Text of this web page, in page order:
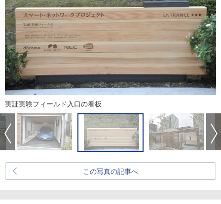
実証実験フィールド入口の看板
この写真の記事へ